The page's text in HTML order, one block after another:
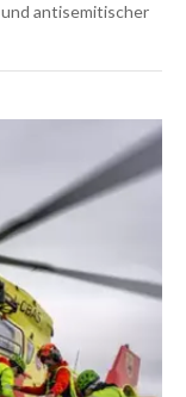
antisemitischer